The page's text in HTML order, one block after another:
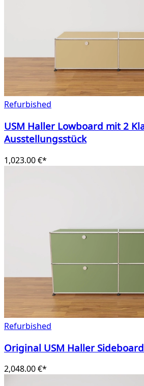
Refurbished
USM Haller Lowboard mit 2
Ausstellungsstück
1,023.00 €*
Refurbished
Original USM Haller
2,048.00 €*